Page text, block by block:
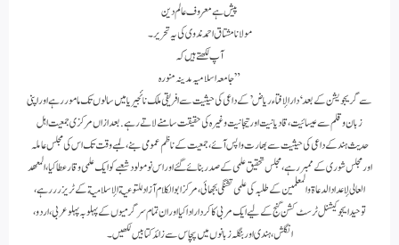
پیش ہے معروف عالم دین
مولانا مشتاق احمد ندوی کی یہ تحریر ۔
آپ لکھتے ہیں کہ
” جامعہ اسلامیہ مدینہ منورہ
سے گریجویشن کے بعد ‘دار الإفتاء ریاض’ کے داعی کی حیثیت سے افریقی ملک نائجیریا میں سالوں تک مامور رہے اور اپنی
زبان و قلم سے عیسائیت، قادیانیت اور تیجانیت وغیرہ کی حقیقت سامنے لاتے رہے. بعد ازاں مرکزی جمعیت اہل
حدیث ہند کے داعی کی حیثیت سے بھارت واپس آئے، جمعیت کے ناظم عمومی بنے، لمبے وقت تک اس کی مجلس عاملہ
اور مجلس شوری کے ممبر رہے، مجلس تحقیق علمی کے صدر بنائے گئے اور اس نومولود شعبے کو ایک علمی وقار عطا کیا، المعھد
العالی لإعداد الدعاة والمعلمين کے طلبہ کی علمی تشنگی بجھائی، مرکز ابو الکلام آزاد للتوعية الإسلامية کے ٹریزرر رہے،
توحید ایجوکیشنل ٹرسٹ کشن گنج کے لیے ایک مربی کا کردار ادا کیا اور ان تمام سرگرمیوں کے پہلو بہ پہلو عربی، اردو،
انگلش، ہندی اور بنگلہ زبانوں میں پچاس سے زائد کتابیں لکھیں۔